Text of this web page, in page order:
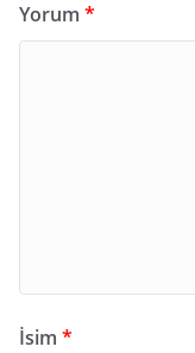
Yorum *
İsim *